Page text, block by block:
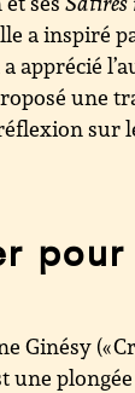
a inspiré
apprécié
une
sur
Ginésy («
une